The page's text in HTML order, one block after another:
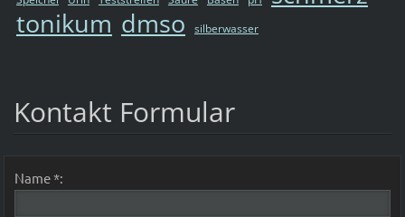
tonikum dmso silberwasser
Kontakt Formular
Name *: